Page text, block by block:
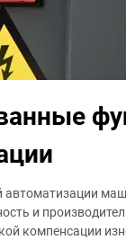
автоматизации
и
компенсации